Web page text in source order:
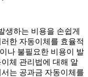
생하는 비용을 손쉽게
한 자동이체를 효율적
나 불필요한 비용이 발
체 관리법에 대해 알
는 공과금 자동이체를